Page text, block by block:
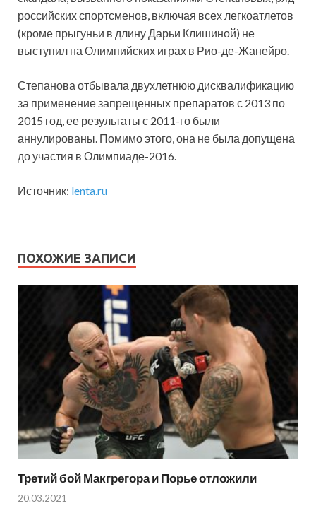
российских спортсменов, включая всех легкоатлетов
(кроме прыгуньи в длину Дарьи Клишиной) не
выступил на Олимпийских играх в Рио-де-Жанейро.
Степанова отбывала двухлетнюю дисквалификацию
за применение запрещенных препаратов с 2013 по
2015 год, ее результаты с 2011-го были
аннулированы. Помимо этого, она не была допущена
до участия в Олимпиаде-2016.
Источник: lenta.ru
ПОХОЖИЕ ЗАПИСИ
Третий бой Макгрегора и Порье отложили
20.03.2021